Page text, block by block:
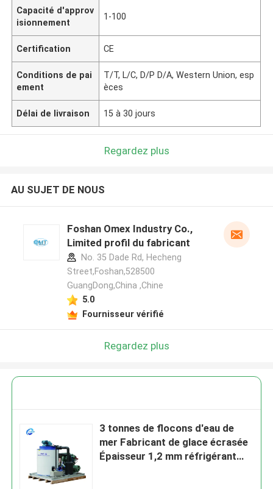
Capacité d'approv
isionnement
1-100
Certification CE
Conditions de pai
ement
T/T, L/C, D/P D/A, Western Union, esp
èces
Délai de livraison 15 à 30 jours
Regardez plus
AU SUJET DE NOUS
Foshan Omex Industry Co.,
Limited profil du fabricant
No. 35 Dade Rd, Hecheng
Street,Foshan,528500
GuangDong,China ,Chine
5.0
Fournisseur vérifié
Regardez plus
3 tonnes de flocons d'eau de
mer Fabricant de glace écrasée
Épaisseur 1,2 mm réfrigérant